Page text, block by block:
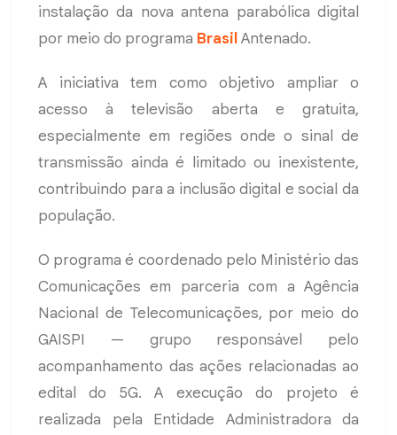
instalação da nova antena parabólica digital
por meio do programa BrasilAntenado.
A iniciativa tem como objetivo ampliar o
acesso à televisão aberta e gratuita,
especialmente em regiões onde o sinal de
transmissão ainda é limitado ou inexistente,
contribuindo para a inclusão digital e social da
população.
O programa é coordenado pelo Ministério das
Comunicações em parceria com a Agência
Nacional de Telecomunicações, por meio do
GAISPI — grupo responsável pelo
acompanhamento das ações relacionadas ao
edital do 5G. A execução do projeto é
realizada pela Entidade Administradora da